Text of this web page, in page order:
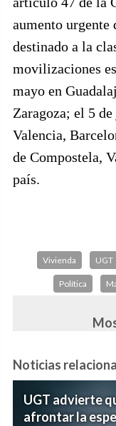
aumento urgente
destinado a la
movilizaciones
mayo en
Zaragoza; el 5
Valencia,
de Compostela,
país.
Vivienda UGT
Política
Noticias
UGT advierte
afrontar la